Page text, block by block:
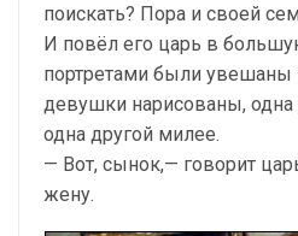
поискать? Пора и своей
И повёл его царь в
портретами были увешаны
девушки нарисованы, одна
одна другой милее.
— Вот, сынок,— говорит
жену.